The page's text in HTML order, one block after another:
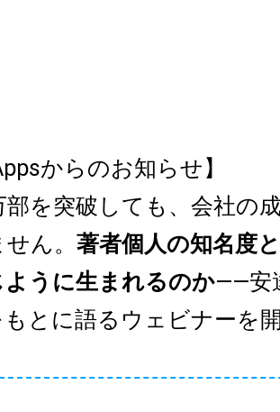
からのお知らせ】
部を突破しても、会社の
ん。 著者個人の知名度
ように生まれるのか——安
とに語るウェビナーを